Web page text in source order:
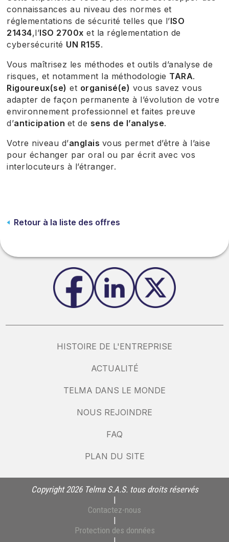
connaissances au niveau des normes et
réglementations de sécurité telles que l’ISO
21434,l’ISO 2700x et la réglementation de
cybersécurité UN R155.
Vous maîtrisez les méthodes et outils d’analyse de
risques, et notamment la méthodologie TARA.
Rigoureux(se) et organisé(e) vous savez vous
adapter de façon permanente à l’évolution de votre
environnement professionnel et faites preuve
d’anticipation et de sens de l’analyse.
Votre niveau d’anglais vous permet d’être à l’aise
pour échanger par oral ou par écrit avec vos
interlocuteurs à l’étranger.
Retour à la liste des offres
HISTOIRE DE L'ENTREPRISE
ACTUALITÉ
TELMA DANS LE MONDE
NOUS REJOINDRE
FAQ
PLAN DU SITE
Copyright 2026 Telma S.A.S. tous droits réservés
|
Contactez-nous
|
Protection des données